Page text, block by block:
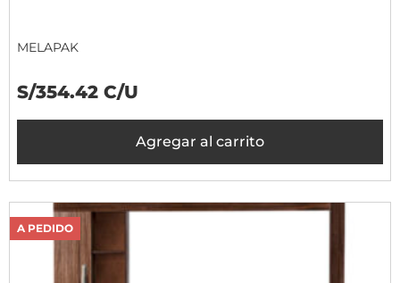
MELAPAK
S/354.42 C/U
Agregar al carrito
A PEDIDO